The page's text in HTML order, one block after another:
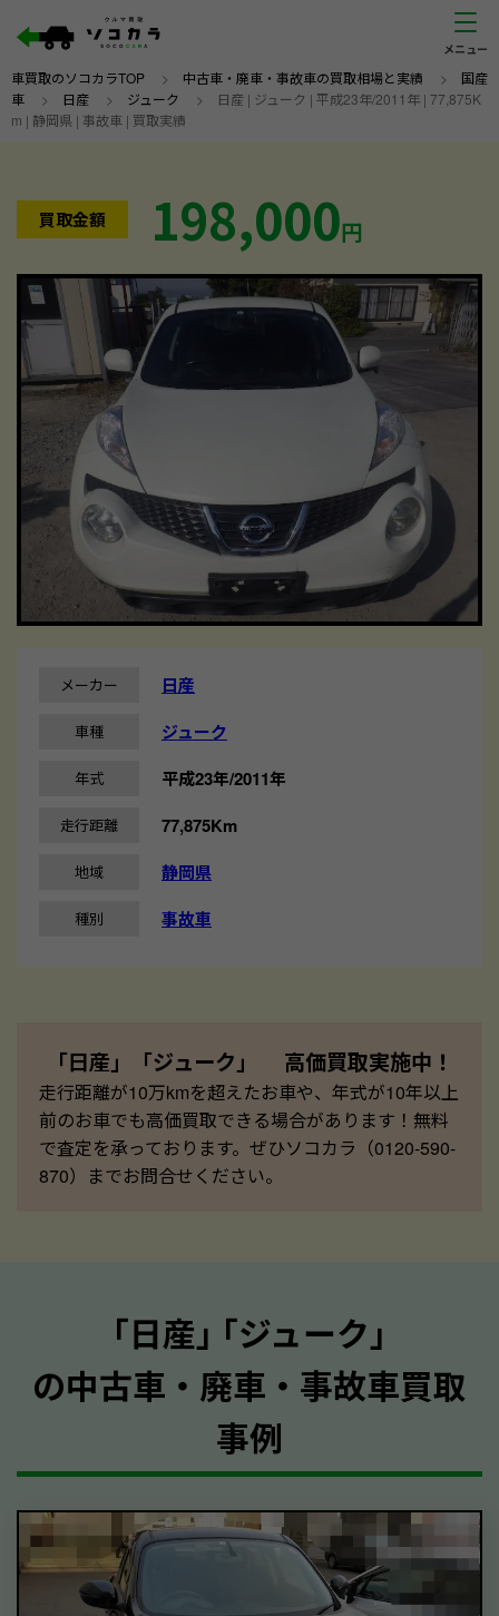
車買取のソコカラTOP > 中古車・廃車・事故車の買取相場と実績 > 国産
車 > 日産 > ジューク >
日産 | ジューク | 平成23年/2011年 | 77,875K
m | 静岡県 | 事故車 | 買取実績
買取金額 198,000円
メーカー 日産
車種 ジューク
年式 平成23年/2011年
走行距離 77,875Km
地域 静岡県
種別 事故車
「日産」「ジューク」 高価買取実施中！
走行距離が10万kmを超えたお車や、年式が10年以上
前のお車でも高価買取できる場合があります！無料
で査定を承っております。ぜひソコカラ（0120-590-
870）までお問合せください。
｢日産｣ ｢ジューク｣
の中古車・廃車・事故車買取
事例